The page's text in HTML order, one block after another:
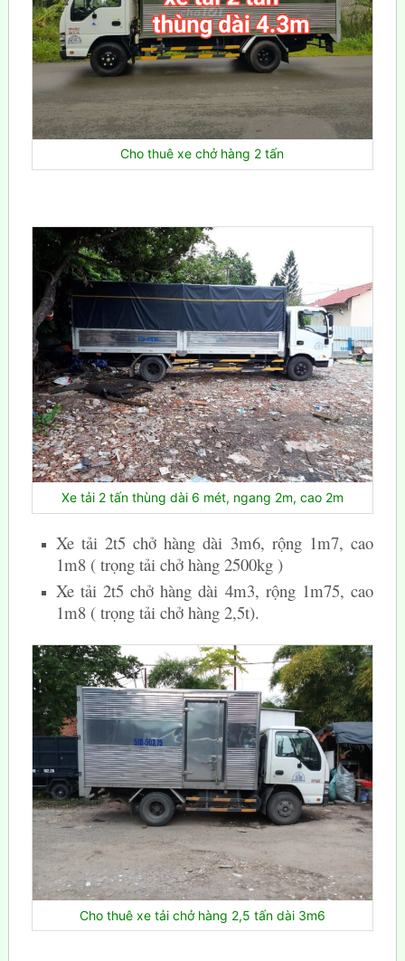
Cho thuê xe chở hàng 2 tấn
Xe tải 2 tấn thùng dài 6 mét, ngang 2m, cao 2m
Xe tải 2t5 chở hàng dài 3m6, rộng 1m7, cao
1m8 ( trọng tải chở hàng 2500kg )
Xe tải 2t5 chở hàng dài 4m3, rộng 1m75, cao
1m8 ( trọng tải chở hàng 2,5t).
Cho thuê xe tải chở hàng 2,5 tấn dài 3m6